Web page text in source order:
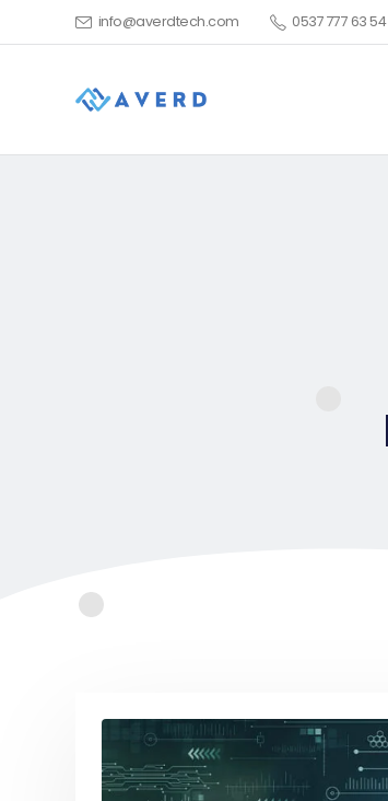
info@averdtech.com 0537 777 63 54